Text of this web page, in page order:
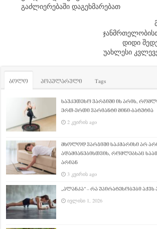
გაძლიერებაში დაგეხმარებათ
დიდი
უახლესი
ბოლო პოპულარული Tags
საუკეთესო ვარჯიში ის არის,
ერთ-ერთი ვარიანტი მინი-ბატუტია
2 კვირის ago
მხოლოდ ვარჯიში საკმარისი არ
ადამიანებისთვის, რომლებსაც
არიან
3 კვირის ago
„პლანკა“ – რა უპირატესობები
ივლისი 1, 2026